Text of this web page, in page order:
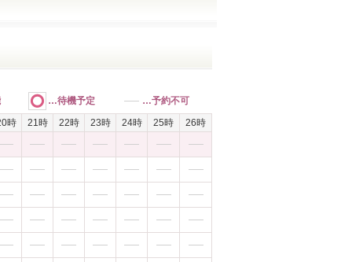
…待機予定
…予約不可
時
21時 22時 23時 24時 25時 26時